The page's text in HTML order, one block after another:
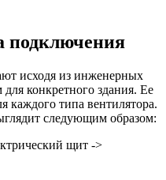
подключения
исходя из инженерных
конкретного здания. Ее
каждого типа вентилятора.
следующим образом:
щит ->